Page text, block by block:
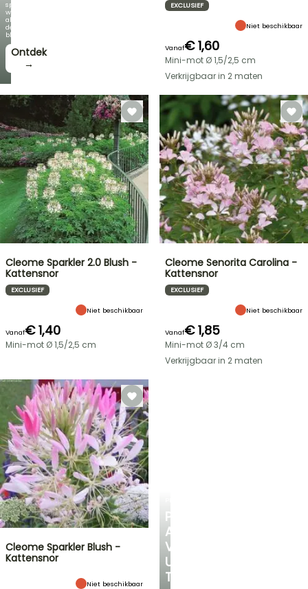
spectaculair
wordt
als
de
bloei!
Ontdek
→
PERSOONLIJK
ADVIES
VOOR
UW
TUIN
EXCLUSIEF
Niet beschikbaar
Vanaf€ 1,60
Mini-mot Ø 1,5/2,5 cm
Verkrijgbaar in 2 maten
Cleome Sparkler 2.0 Blush -
Kattensnor
EXCLUSIEF
Niet beschikbaar
Vanaf€ 1,40
Mini-mot Ø 1,5/2,5 cm
Cleome Senorita Carolina -
Kattensnor
EXCLUSIEF
Niet beschikbaar
Vanaf€ 1,85
Mini-mot Ø 3/4 cm
Verkrijgbaar in 2 maten
Cleome Sparkler Blush -
Kattensnor
Niet beschikbaar